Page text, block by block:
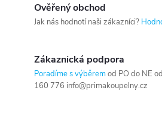
Ověřený obchod
Jak nás hodnotí naši zákazníci?
Zákaznická podpora
Poradíme s výběremod PO do NE
160 776 info@primakoupelny.cz